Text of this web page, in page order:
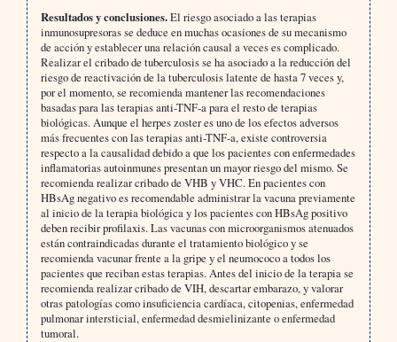
Resultados y conclusiones.El riesgo asociado a las terapias
inmunosupresoras se deduce en muchas ocasiones de su mecanismo
de acción y establecer una relación causal a veces es complicado.
Realizar el cribado de tuberculosis se ha asociado a la reducción del
riesgo de reactivación de la tuberculosis latente de hasta 7 veces y,
por el momento, se recomienda mantener las recomendaciones
basadas para las terapias anti-TNF-a para el resto de terapias
biológicas. Aunque el herpes zoster es uno de los efectos adversos
más frecuentes con las terapias anti-TNF-a, existe controversia
respecto a la causalidad debido a que los pacientes con enfermedades
inflamatorias autoinmunes presentan un mayor riesgo del mismo. Se
recomienda realizar cribado de VHB y VHC. En pacientes con
HBsAg negativo es recomendable administrar la vacuna previamente
al inicio de la terapia biológica y los pacientes con HBsAg positivo
deben recibir profilaxis. Las vacunas con microorganismos atenuados
están contraindicadas durante el tratamiento biológico y se
recomienda vacunar frente a la gripe y el neumococo a todos los
pacientes que reciban estas terapias. Antes del inicio de la terapia se
recomienda realizar cribado de VIH, descartar embarazo, y valorar
otras patologías como insuficiencia cardíaca, citopenias, enfermedad
pulmonar intersticial, enfermedad desmielinizante o enfermedad
tumoral.